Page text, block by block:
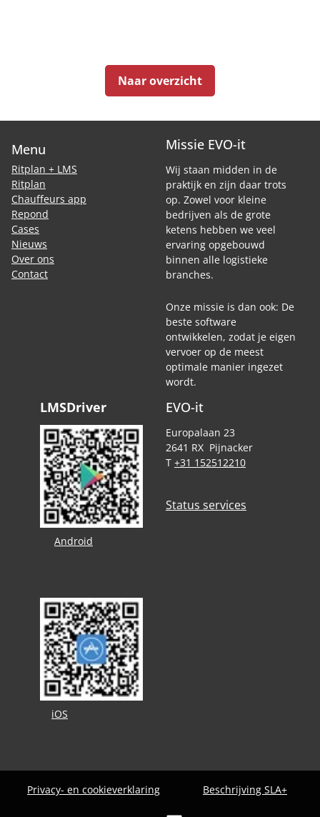
Naar overzicht
Menu
Ritplan + LMS
Ritplan
Chauffeurs app
Repond
Cases
Nieuws
Over ons
Contact
Missie EVO-it
Wij staan midden in de
praktijk en zijn daar trots
op. Zowel voor kleine
bedrijven als de grote
ketens hebben we veel
ervaring opgebouwd
binnen alle logistieke
branches.
Onze missie is dan ook: De
beste software
ontwikkelen, zodat je eigen
vervoer op de meest
optimale manier ingezet
wordt.
LMSDriver
Android
iOS
EVO-it
Europalaan 23
2641 RX Pijnacker
T +31 152512210
Status services
Privacy- en cookieverklaring Beschrijving SLA+